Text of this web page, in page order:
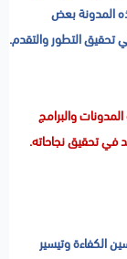
المدونة بعض
تحقيق التطور والتقدم.
والبرامج
في تحقيق نجاحاته.
الكفاءة وتيسير